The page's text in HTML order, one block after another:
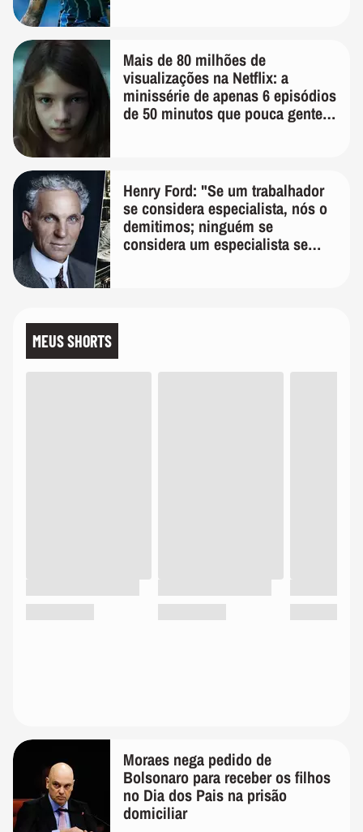
Mais de 80 milhões de
visualizações na Netflix: a
minissérie de apenas 6 episódios
de 50 minutos que pouca gente
Henry Ford: "Se um trabalhador
se considera especialista, nós o
demitimos; ninguém se
considera um especialista se
MEUS SHORTS
Moraes nega pedido de
Bolsonaro para receber os filhos
no Dia dos Pais na prisão
domiciliar